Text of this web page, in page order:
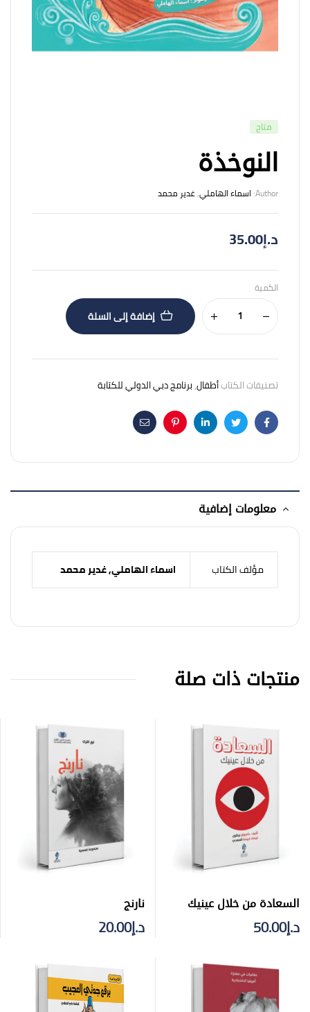
متاح
النوخذة
Author: اسماء الهاملي,غدير محمد
د.إ35.00
الكمية
إضافة إلى السلة
تصنيفات الكتابأطفال,برنامج دبي الدولي للكتابة
Facebook
Twitter
Linkedin
Pinterest
Email
معلومات إضافية
مؤلف الكتاب اسماء الهاملي,غدير محمد
منتجات ذات صلة
السعادة من خلال عينيك
د.إ50.00
نارنج
د.إ20.00